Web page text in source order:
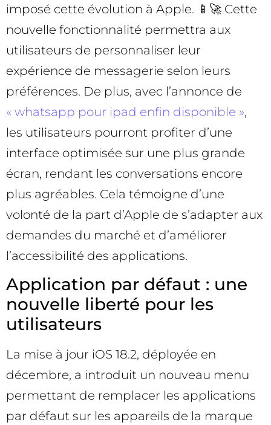
imposé cette évolution à Apple. 📱🚀 Cette
nouvelle fonctionnalité permettra aux
utilisateurs de personnaliser leur
expérience de messagerie selon leurs
préférences. De plus, avec l’annonce de
« whatsapp pour ipad enfin disponible »,
les utilisateurs pourront profiter d’une
interface optimisée sur une plus grande
écran, rendant les conversations encore
plus agréables. Cela témoigne d’une
volonté de la part d’Apple de s’adapter aux
demandes du marché et d’améliorer
l’accessibilité des applications.
Application par défaut : une
nouvelle liberté pour les
utilisateurs
La mise à jour iOS 18.2, déployée en
décembre, a introduit un nouveau menu
permettant de remplacer les applications
par défaut sur les appareils de la marque